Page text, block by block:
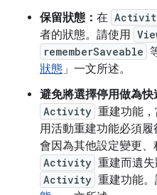
保留狀態： 在
者的狀態。請使用
rememberSaveable
狀態」一文所述。
避免將選擇停用做為快
Activity 重建功能
用活動重建功能必須
會因為其他設定變更
Activity 重建而遺
Activity 重建功能。